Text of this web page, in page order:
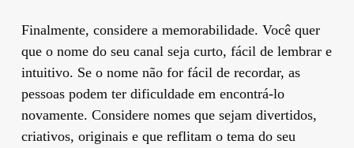
Finalmente, considere a memorabilidade. Você quer
que o nome do seu canal seja curto, fácil de lembrar e
intuitivo. Se o nome não for fácil de recordar, as
pessoas podem ter dificuldade em encontrá-lo
novamente. Considere nomes que sejam divertidos,
criativos, originais e que reflitam o tema do seu